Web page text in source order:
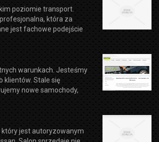
poziomie transport.
która za
jest fachowe podejście
warunkach. Jesteśmy
klientów. Stale się
nowe samochody,
który jest autoryzowanym